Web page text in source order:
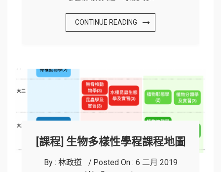
CONTINUE READING
[課程] 生物多樣性學程課程地圖
By : 林政道 Posted On : 6 二月 2019